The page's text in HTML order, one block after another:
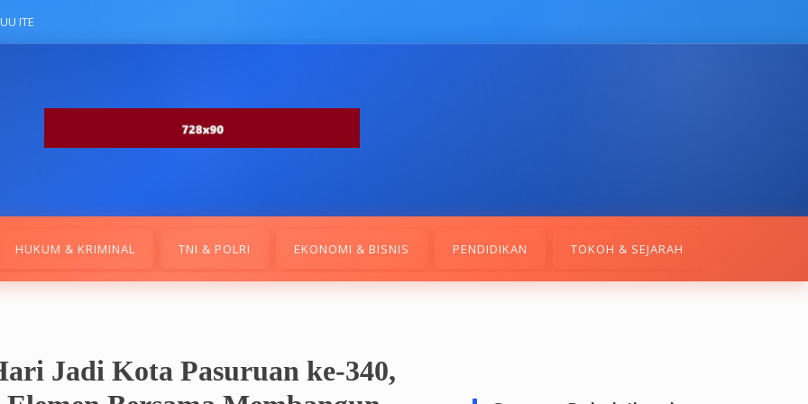
UU ITE
HUKUM & KRIMINAL TNI & POLRI EKONOMI & BISNIS PENDIDIKAN TOKOH & SEJARAH
Jadi Kota Pasuruan ke-340,